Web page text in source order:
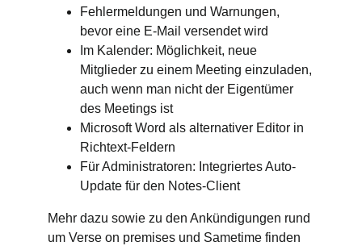
Fehlermeldungen und Warnungen,
bevor eine E-Mail versendet wird
Im Kalender: Möglichkeit, neue
Mitglieder zu einem Meeting einzuladen,
auch wenn man nicht der Eigentümer
des Meetings ist
Microsoft Word als alternativer Editor in
Richtext-Feldern
Für Administratoren: Integriertes Auto-
Update für den Notes-Client
Mehr dazu sowie zu den Ankündigungen rund
um Verse on premises und Sametime finden